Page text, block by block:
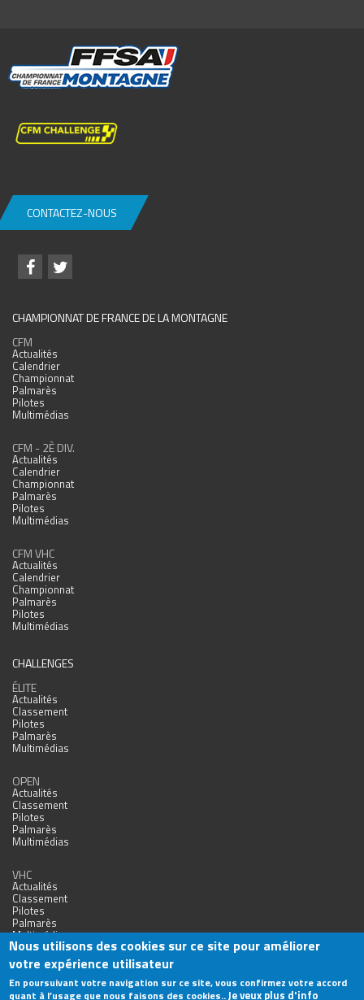
CONTACTEZ-NOUS
CHAMPIONNAT DE FRANCE DE LA MONTAGNE
CFM
Actualités
Calendrier
Championnat
Palmarès
Pilotes
Multimédias
CFM - 2È DIV.
Actualités
Calendrier
Championnat
Palmarès
Pilotes
Multimédias
CFM VHC
Actualités
Calendrier
Championnat
Palmarès
Pilotes
Multimédias
CHALLENGES
ÉLITE
Actualités
Classement
Pilotes
Palmarès
Multimédias
OPEN
Actualités
Classement
Pilotes
Palmarès
Multimédias
VHC
Actualités
Classement
Pilotes
Palmarès
Multimédias
Nous utilisons des cookies sur ce site pour améliorer
votre expérience utilisateur
En poursuivant votre navigation sur ce site, vous confirmez votre accord
quant à l’usage que nous faisons des cookies..Je veux plus d'info